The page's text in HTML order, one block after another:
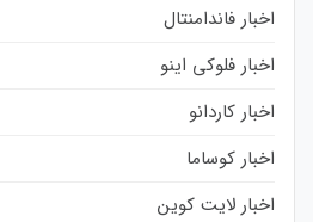
اخبار فاندامنتال
اخبار فلوکی اینو
اخبار کاردانو
اخبار کوساما
اخبار لایت کوین